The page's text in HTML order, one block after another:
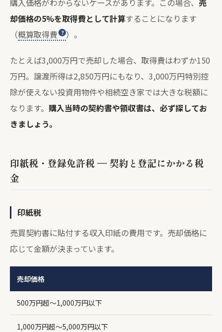
購入価格がわからないケースがあります。この場合、 売
却価格の5%を取得費として計算することになります
（概算取得費 ）。
たとえば3,000万円で売却した場合、取得費はわずか150
万円。譲渡所得は2,850万円にもなり、3,000万円特別控
除が使えない投資用物件や相続空き家では大きな税額に
なります。 購入当時の契約書や領収書は、必ず探してお
きましょう。
印紙税・登録免許税 — 契約と登記にかかる税
金
印紙税
売買契約書に貼付する収入印紙の費用です。売却価格に
応じて金額が決まっています。
売却価格
500万円超〜1,000万円以下
1,000万円超〜5,000万円以下